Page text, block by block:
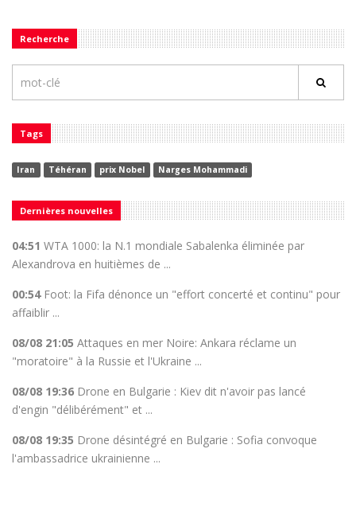
Recherche
Tags
Iran Téhéran prix Nobel Narges Mohammadi
Dernières nouvelles
04:51 WTA 1000: la N.1 mondiale Sabalenka éliminée par
Alexandrova en huitièmes de ...
00:54 Foot: la Fifa dénonce un "effort concerté et continu" pour
affaiblir ...
08/08 21:05 Attaques en mer Noire: Ankara réclame un
"moratoire" à la Russie et l'Ukraine ...
08/08 19:36 Drone en Bulgarie : Kiev dit n'avoir pas lancé
d'engin "délibérément" et ...
08/08 19:35 Drone désintégré en Bulgarie : Sofia convoque
l'ambassadrice ukrainienne ...